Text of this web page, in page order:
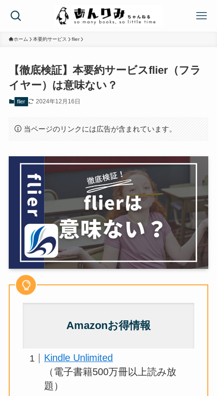
ホーム 本要約サービス flier
【徹底検証】本要約サービスflier（フラ
イヤー）は意味ない？
flier 2024年12月16日
当ページのリンクには広告が含まれています。
Amazonお得情報
Kindle Unlimited
（電子書籍500万冊以上読み放
題）